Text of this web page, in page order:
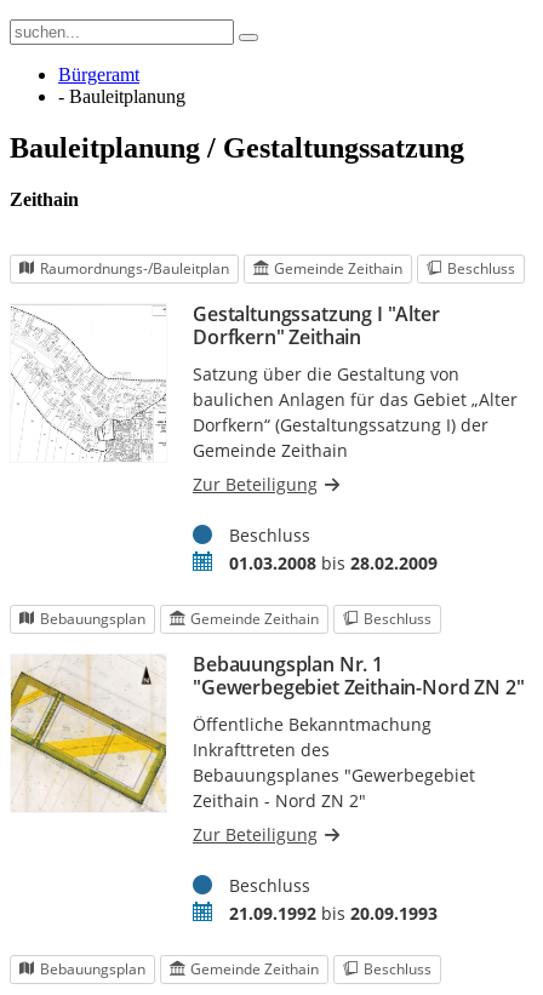
Bürgeramt
- Bauleitplanung
Bauleitplanung / Gestaltungssatzung
Zeithain